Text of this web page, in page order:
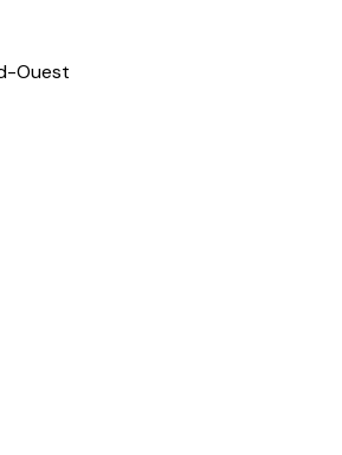
par ce bien, n'attendez plus une
d'aménagement de votre futur
sur le site géorisques :
sur le site
Ouest